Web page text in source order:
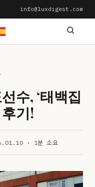
info@luxdigest.com
수, ‘태백집
기!
· 1분 소요